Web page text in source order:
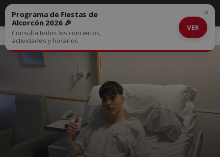
Inicio Deportes
Programa de Fiestas de
Alcorcón 2026 🎉
Consulta todos los conciertos,
actividades y horarios
VER
×